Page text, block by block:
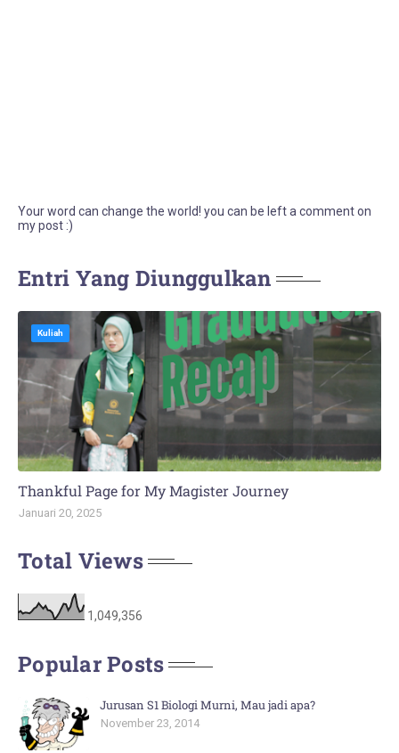
Your word can change the world! you can be left a comment on
my post :)
Entri Yang Diunggulkan
Kuliah
Thankful Page for My Magister Journey
Januari 20, 2025
Total Views
1,049,356
Popular Posts
Jurusan S1 Biologi Murni, Mau jadi apa?
November 23, 2014